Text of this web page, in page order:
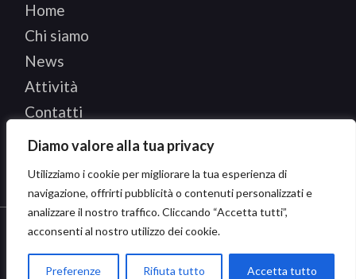
Diamo valore alla tua privacy
Utilizziamo i cookie per migliorare la tua esperienza di
navigazione, offrirti pubblicità o contenuti personalizzati e
analizzare il nostro traffico. Cliccando “Accetta tutti”,
acconsenti al nostro utilizzo dei cookie.
Preferenze Rifiuta tutto Accetta tutto
Home
Chi siamo
News
Attività
Contatti
Copyright © 2024 · CIPS S.R.L. - P. IVA: 03596670178 -
PEC: cips_srl@pec.it · CSA S.R.L. - P. IVA: 02823770983 -